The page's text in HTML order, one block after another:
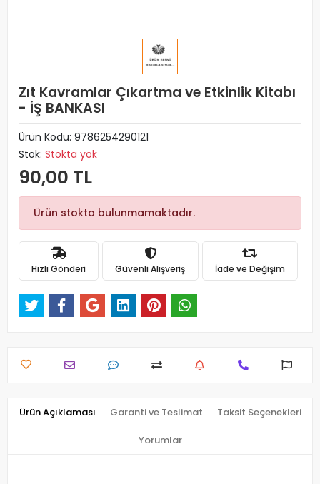
Zıt Kavramlar Çıkartma ve Etkinlik Kitabı
- İŞ BANKASI
Ürün Kodu: 9786254290121
Stok: Stokta yok
90,00 TL
Ürün stokta bulunmamaktadır.
Hızlı Gönderi Güvenli Alışveriş İade ve Değişim
Ürün Açıklaması Garanti ve Teslimat Taksit Seçenekleri
Yorumlar